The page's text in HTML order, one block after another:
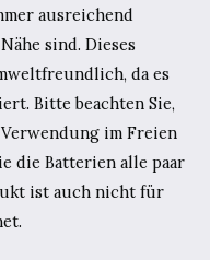
ausreichend
sind. Dieses
da es
Bitte beachten Sie,
im Freien
die Batterien alle paar
ist auch nicht für